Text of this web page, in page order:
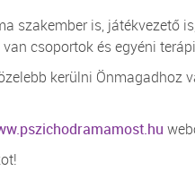
szakember is, játékvezető
csoportok és egyéni
kerülni Önmagadhoz